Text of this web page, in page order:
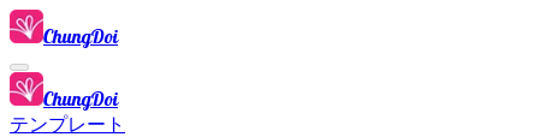
ChungDoi
ChungDoi
テンプレート